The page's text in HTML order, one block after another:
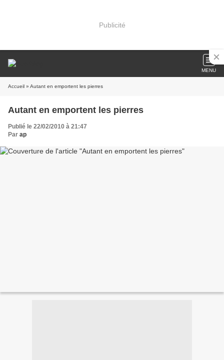
Publicité
MENU
Accueil » Autant en emportent les pierres
Autant en emportent les pierres
Publié le 22/02/2010 à 21:47
Par ap